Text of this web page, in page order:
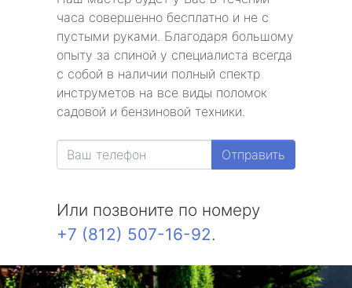
часа совершенно бесплатно и не с
пустыми руками. Благодаря большому
опыту за спиной у специалиста всегда
с собой в наличии полный спектр
инструметов на все виды поломок
садовой и бензиновой техники.
Отправить
Или позвоните по номеру
+7 (812) 507-16-92.